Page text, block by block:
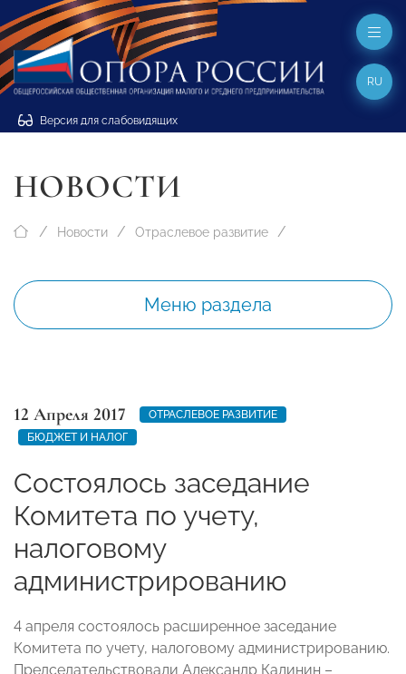
Версия для слабовидящих
RU
НОВОСТИ
Новости Отраслевое развитие
Меню раздела
12 Апреля 2017
ОТРАСЛЕВОЕ РАЗВИТИЕ
БЮДЖЕТ И НАЛОГ
Состоялось заседание
Комитета по учету,
налоговому
администрированию
4 апреля состоялось расширенное заседание
Комитета по учету, налоговому администрированию.
Председательствовали Александр Калинин –